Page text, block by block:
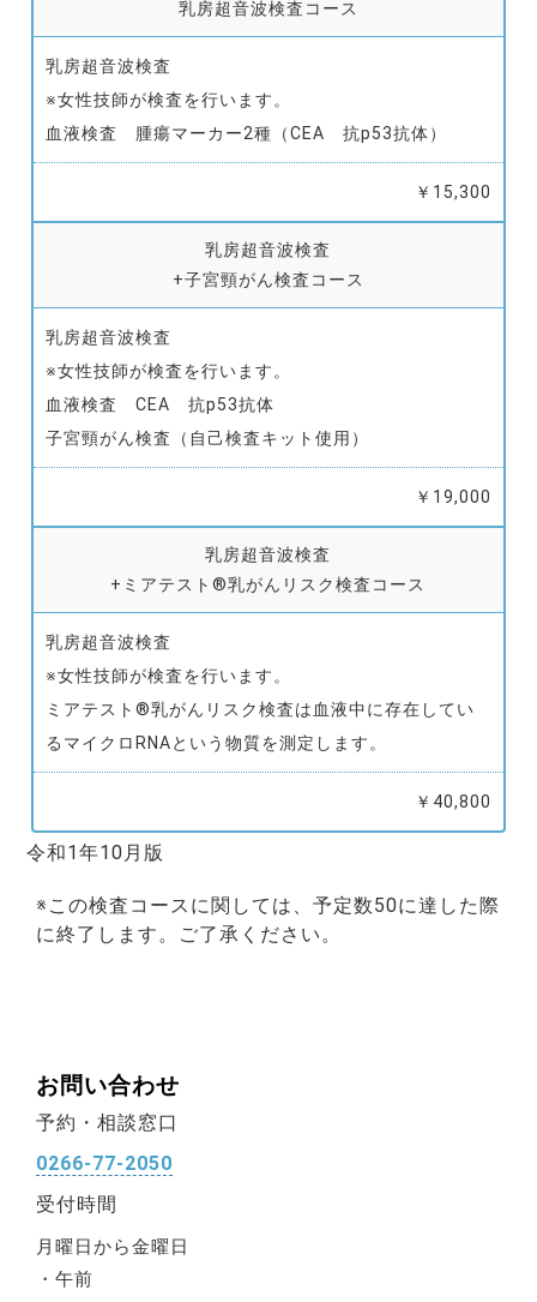
乳房超音波検査コース
乳房超音波検査
※女性技師が検査を行います。
血液検査 腫瘍マーカー2種（CEA 抗p53抗体）
￥15,300
乳房超音波検査
+子宮頸がん検査コース
乳房超音波検査
※女性技師が検査を行います。
血液検査 CEA 抗p53抗体
子宮頸がん検査（自己検査キット使用）
￥19,000
乳房超音波検査
+ミアテスト®乳がんリスク検査コース
乳房超音波検査
※女性技師が検査を行います。
ミアテスト®乳がんリスク検査は血液中に存在してい
るマイクロRNAという物質を測定します。
￥40,800
令和1年10月版
※この検査コースに関しては、予定数50に達した際
に終了します。ご了承ください。
お問い合わせ
予約・相談窓口
0266-77-2050
受付時間
月曜日から金曜日
午前